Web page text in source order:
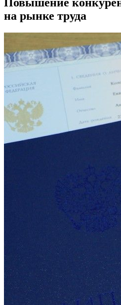
Повышение
на рынке труда